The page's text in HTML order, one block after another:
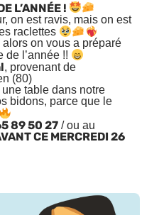
L’ANNÉE !
on est ravis, mais on est
raclettes
on vous a préparé
de l’année !!
, provenant de
(80)
table dans notre
bidons, parce que le
89 50 27 / ou au
CE MERCREDI 26